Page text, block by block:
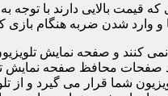
که قیمت بالایی دارند با
هنگام بازی کودکان آسیب
کنند و صفحه نمایش
شما قرار می گیرد و از